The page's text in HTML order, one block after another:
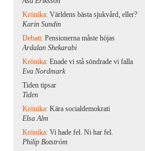
Krönika:Världens bästa sjukvård, eller?
Karin Sundin
Debatt:Pensionerna måste höjas
Ardalan Shekarabi
Krönika:Enade vi stå söndrade vi falla
Eva Nordmark
Tiden tipsar
Tiden
Krönika:Kära socialdemokrati
Elsa Alm
Krönika:Vi hade fel. Ni har fel.
Philip Botström